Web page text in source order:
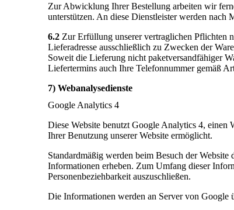
Zur Abwicklung Ihrer Bestellung arbeiten wir
unterstützen. An diese Dienstleister werden nach
6.2 Zur Erfüllung unserer vertraglichen Pflichten
Lieferadresse ausschließlich zu Zwecken der
Soweit die Lieferung nicht paketversandfähiger
Liefertermins auch Ihre Telefonnummer gemäß
7) Webanalysedienste
Google Analytics 4
Diese Website benutzt Google Analytics 4,
Ihrer Benutzung unserer Website ermöglicht.
Standardmäßig werden beim Besuch der
Informationen erheben. Zum Umfang dieser
Personenbeziehbarkeit auszuschließen.
Die Informationen werden an Server von